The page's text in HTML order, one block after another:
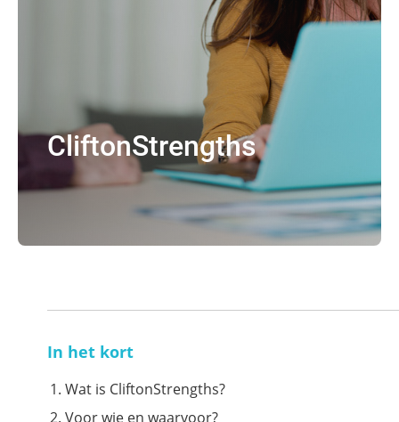
CliftonStrengths
In het kort
Wat is CliftonStrengths?
Voor wie en waarvoor?